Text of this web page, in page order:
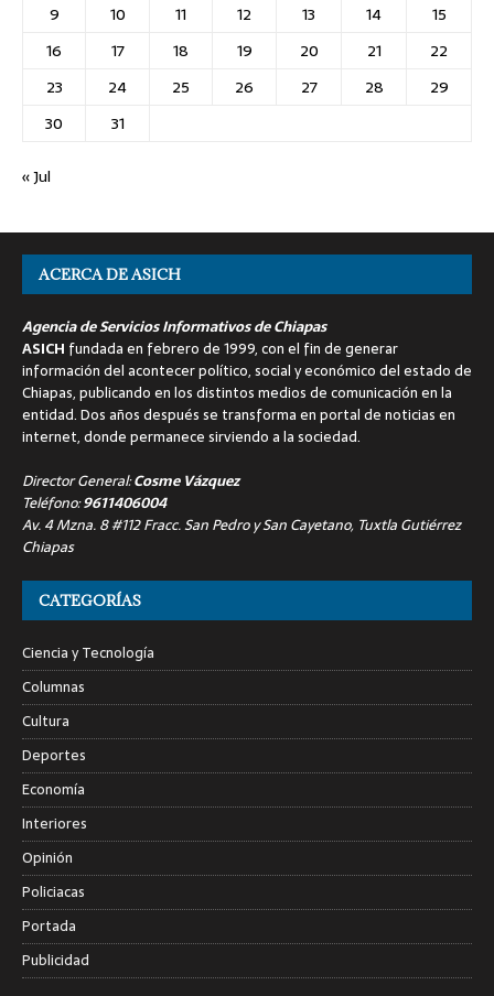
9
10 11 12 13 14
15
16
17 18 19 20 21
22
23
24 25 26 27 28
29
30
31
« Jul
ACERCA DE ASICH
Agencia de Servicios Informativos de Chiapas
ASICH fundada en febrero de 1999, con el fin de generar
información del acontecer político, social y económico del estado de
Chiapas, publicando en los distintos medios de comunicación en la
entidad. Dos años después se transforma en portal de noticias en
internet, donde permanece sirviendo a la sociedad.
Director General:Cosme Vázquez
Teléfono:9611406004
Av. 4 Mzna. 8 #112 Fracc. San Pedro y San Cayetano, Tuxtla Gutiérrez
Chiapas
CATEGORÍAS
Ciencia y Tecnología
Columnas
Cultura
Deportes
Economía
Interiores
Opinión
Policiacas
Portada
Publicidad